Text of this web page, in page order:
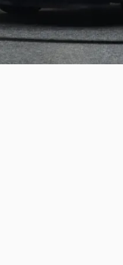
Bekijk aanbieding →
Vergelijk